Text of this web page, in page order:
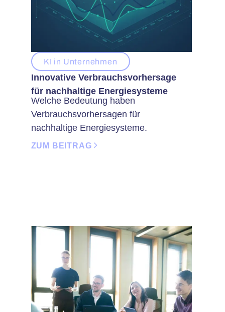
KI in Unternehmen
Innovative Verbrauchsvorhersage
für nachhaltige Energiesysteme
Welche Bedeutung haben
Verbrauchsvorhersagen für
nachhaltige Energiesysteme.
ZUM BEITRAG